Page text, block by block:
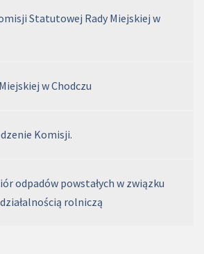
Statutowej Rady Miejskiej w
w Chodczu
Komisji.
odpadów powstałych w związku
rolniczą